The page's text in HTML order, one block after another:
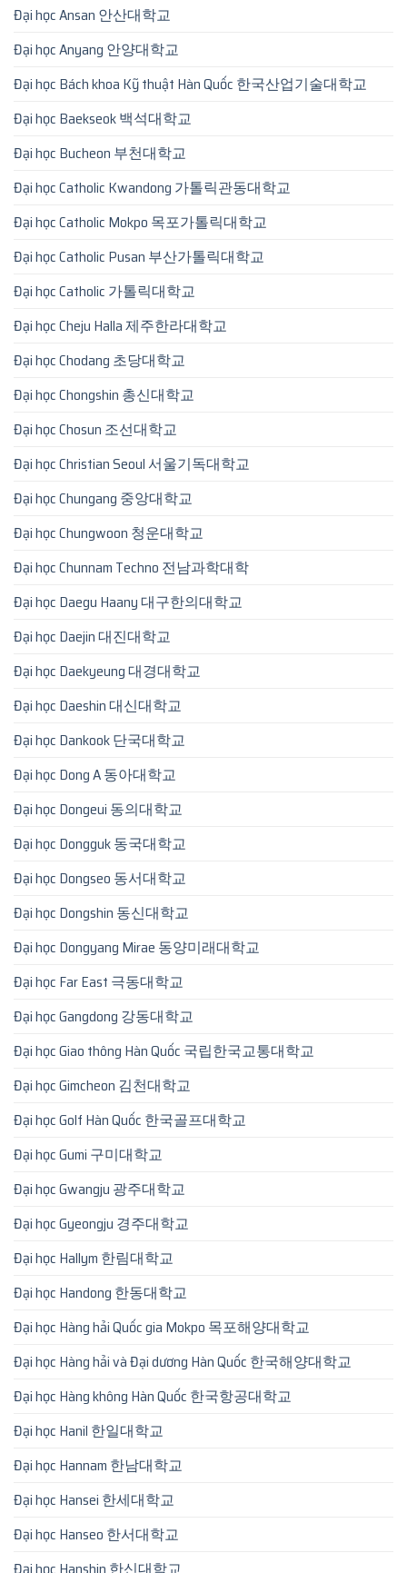
Đại học Ansan 안산대학교
Đại học Anyang 안양대학교
Đại học Bách khoa Kỹ thuật Hàn Quốc 한국산업기술대학교
Đại học Baekseok 백석대학교
Đại học Bucheon 부천대학교
Đại học Catholic Kwandong 가톨릭관동대학교
Đại học Catholic Mokpo 목포가톨릭대학교
Đại học Catholic Pusan 부산가톨릭대학교
Đại học Catholic 가톨릭대학교
Đại học Cheju Halla 제주한라대학교
Đại học Chodang 초당대학교
Đại học Chongshin 총신대학교
Đại học Chosun 조선대학교
Đại học Christian Seoul 서울기독대학교
Đại học Chungang 중앙대학교
Đại học Chungwoon 청운대학교
Đại học Chunnam Techno 전남과학대학
Đại học Daegu Haany 대구한의대학교
Đại học Daejin 대진대학교
Đại học Daekyeung 대경대학교
Đại học Daeshin 대신대학교
Đại học Dankook 단국대학교
Đại học Dong A 동아대학교
Đại học Dongeui 동의대학교
Đại học Dongguk 동국대학교
Đại học Dongseo 동서대학교
Đại học Dongshin 동신대학교
Đại học Dongyang Mirae 동양미래대학교
Đại học Far East 극동대학교
Đại học Gangdong 강동대학교
Đại học Giao thông Hàn Quốc 국립한국교통대학교
Đại học Gimcheon 김천대학교
Đại học Golf Hàn Quốc 한국골프대학교
Đại học Gumi 구미대학교
Đại học Gwangju 광주대학교
Đại học Gyeongju 경주대학교
Đại học Hallym 한림대학교
Đại học Handong 한동대학교
Đại học Hàng hải Quốc gia Mokpo 목포해양대학교
Đại học Hàng hải và Đại dương Hàn Quốc 한국해양대학교
Đại học Hàng không Hàn Quốc 한국항공대학교
Đại học Hanil 한일대학교
Đại học Hannam 한남대학교
Đại học Hansei 한세대학교
Đại học Hanseo 한서대학교